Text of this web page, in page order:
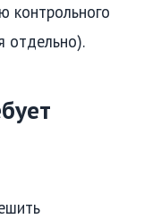
контрольного
отдельно).